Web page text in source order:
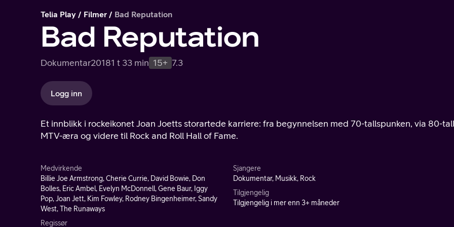
Telia Play Filmer Bad Reputation
Bad Reputation
Dokumentar20181 t 33 min 15+ 7.3
Logg inn
Et innblikk i rockeikonet Joan Joetts storartede karriere: fra begynnelsen med 70-tallspunken, via 80-
MTV-æra og videre til Rock and Roll Hall of Fame.
Medvirkende
Billie Joe Armstrong, Cherie Currie, David Bowie, Don
Bolles, Eric Ambel, Evelyn McDonnell, Gene Baur, Iggy
Pop, Joan Jett, Kim Fowley, Rodney Bingenheimer, Sandy
West, The Runaways
Regissør
Sjangere
Dokumentar, Musikk, Rock
Tilgjengelig
Tilgjengelig i mer enn 3+ måneder